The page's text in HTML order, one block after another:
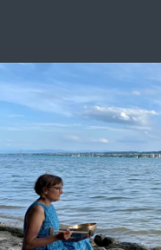
springen